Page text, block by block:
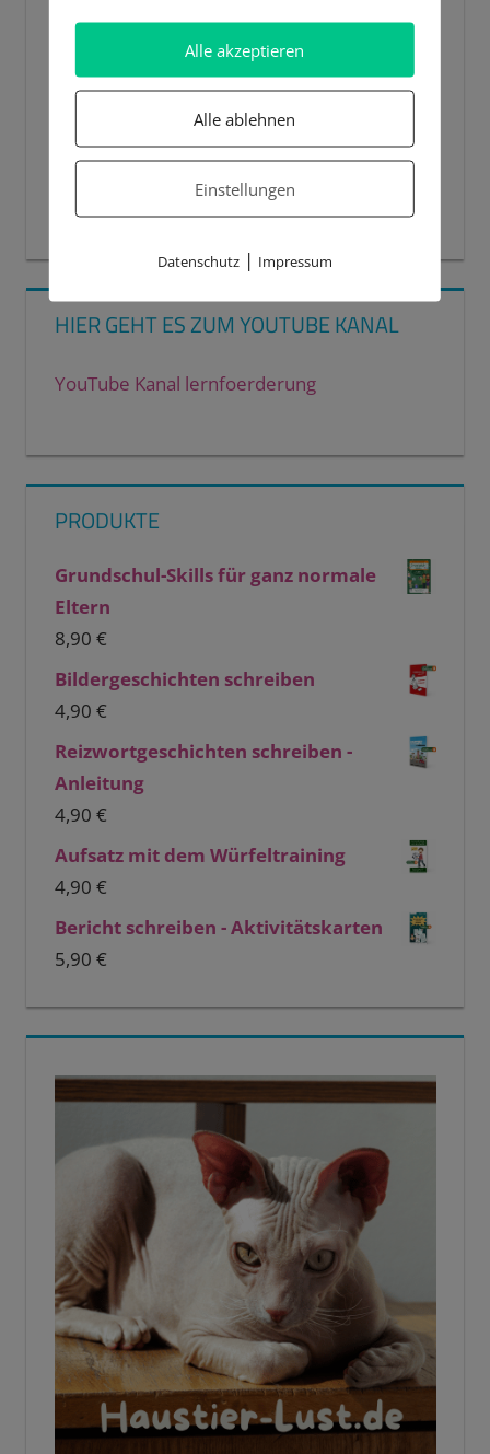
HIER GEHT ES ZUM YOUTUBE KANAL
YouTube Kanal lernfoerderung
PRODUKTE
Grundschul-Skills für ganz normale
Eltern
8,90 €
Bildergeschichten schreiben
4,90 €
Reizwortgeschichten schreiben -
Anleitung
4,90 €
Aufsatz mit dem Würfeltraining
4,90 €
Bericht schreiben - Aktivitätskarten
5,90 €
Alle akzeptieren
Alle ablehnen
Einstellungen
Datenschutz| Impressum